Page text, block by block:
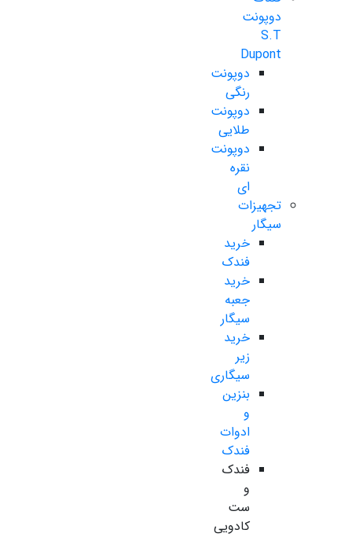
دوپونت
S.T
Dupont
دوپونت
رنگی
دوپونت
طلایی
دوپونت
نقره
ای
تجهیزات
سیگار
خرید
فندک
خرید
جعبه
سیگار
خرید
زیر
سیگاری
بنزین
و
ادوات
فندک
فندک
و
ست
کادویی